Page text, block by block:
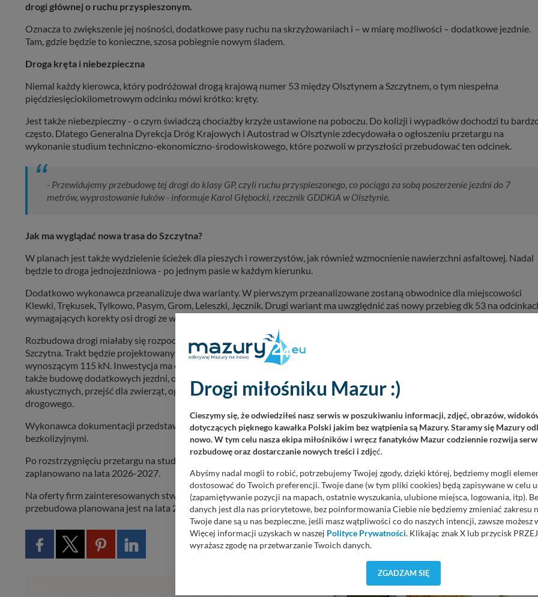
drogi głównej o ruchu przyspieszonym.
Oznacza to zwiększenie jej nośności, dodatkowe pasy ruchu na skrzyżowaniach i – w miarę możliwości – dodatkowe jezdnie.
Tam, gdzie będzie to konieczne, szosa pobiegnie nowym śladem.
Droga kręta i niebezpieczna
Niemal każdy kierowca, który podróżował drogą krajową numer 53 między Olsztynem a Szczytnem, o tym niespełna
pięćdziesięciokilometrowym odcinku mówi krótko: kręty.
Jest także niebezpieczny - o czym świadczą chociażby krzyże ustawione na poboczu. Do kolizji i wypadków dochodzi tu
często. Dlatego Generalna Dyrekcja Dróg Krajowych i Autostrad w Olsztynie zdecydowała o ogłoszeniu przetargu na
wykonanie studium techniczno-ekonomiczno-środowiskowego, które pozwoli w przyszłości przebudować ten odcinek.
- Przewidujemy przebudowę tej drogi do klasy GP, czyli ruchu przyspieszonego, co pociąga za sobą poszerzenie jezdni do 7
metrów, wyprostowanie łuków - informuje Karol Głębocki, rzecznik GDDKiA w Olsztynie.
Jak ma wyglądać nowa trasa do Szczytna?
W planach jest także wydzielenie ścieżek dla pieszych i rowerzystów, jak również wzmocnienie nawierzchni asfaltowej. Nadal
będzie to droga jednojezdniowa - po jednym pasie w każdym kierunku.
Dodatkowo wykonawca przeanalizuje dwa warianty. W pierwszym przeanalizowane zostaną obwodnice dla miejscowości
Klewki, Trękusek, Tylkowo, Pasym, Grom, Leleszki, Jęcznik. Drugi wariant ma uwzględnić zaś nowy przebieg dk 53 na
wymagających korekty osi drogi ze względu na niekorzystną lub niezgodną z przepisami geometrię.
Rozbudowa drogi miałaby się rozpocząć od ronda pomiędzy Szczęsnym a Klewkami do początku projektowanej obwodnicy
Szczytna. Trakt będzie projektowany do prędkości 80 km/h poza terenem zabudowanym do standardu GP z naciskiem na oś
wynoszącym 115 kN. Inwestycja ma objąć poza rozbudową jezdni, budową skrzyżowań drogowych i obiektów inżynieryjnych,
także budowę dodatkowych jezdni, obsługujących przyległy teren, budowę systemu odwodnienia, budowę m.in. ekranów
akustycznych, przejść dla zwierząt, ogrodzeń, zieleni izolacyjnej, ciągów dla ruchu pieszego i rowerowego, oświetlenia
drogowego.
Wykonawca dokumentacji przedstawi również plan zastąpienia przejazdów kolejowo-drogowych rozwiązaniami
bezkolizyjnymi.
Po rozstrzygnięciu przetargu na studium, ruszą prace przygotowawcze. Wykonawca będzie miał na to 4 lata. Remont drogi
zaplanowano na lata 2026-2027.
Na oferty firm zainteresowanych stworzeniem dokumentacji przebudowy DK53 GDKKiA czeka do 29 października. Sama
przebudowa planowana jest na lata 2026 – 2027.
Drogi miłośniku Mazur :)
Cieszymy się, że odwiedziłeś nasz serwis w poszukiwaniu informacji, zdjęć, obrazów,
dotyczących pięknego kawałka Polski jakim bez wątpienia są Mazury. Staramy się Mazury
nowo. W tym celu nasza ekipa miłośników i wręcz fanatyków Mazur codziennie rozwija
rozbudowę oraz dostarczanie nowych treści i zdjęć.
Abyśmy nadal mogli to robić, potrzebujemy Twojej zgody, dzięki której, będziemy mogli
dostosować do Twoich preferencji. Twoje dane (w tym pliki cookies) będą zapisywane w celu
(zapamiętywanie pozycji na mapach, ostatnie wyszukania, ulubione miejsca, logowania, itp).
danych jest dla nas priorytetowe, bez poinformowania Ciebie nie będziemy zmieniać zakresu
Twoje dane są u nas bezpieczne, jeśli masz wątpliwości co do naszych intencji, zawsze możesz
Więcej informacji uzyskach w naszej Polityce Prywatności. Klikając znak X lub przycisk
wyrażasz zgodę na przetwarzanie Twoich danych.
Wyjątkiem jest sytuacja, gdy przekazanie Twoich danych jest elementem usługi (przekazanie
ZGADZAM SIĘ